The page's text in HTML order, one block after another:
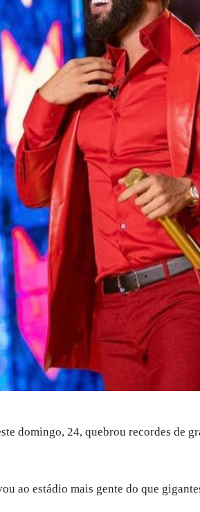
domingo, 24, quebrou recordes de
ao estádio mais gente do que